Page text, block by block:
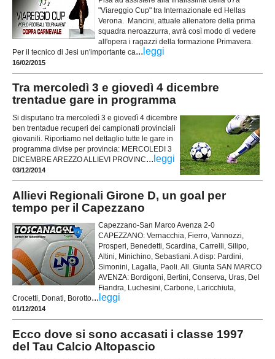
"Viareggio Cup" tra Internazionale ed Hellas
Verona. Mancini, attuale allenatore della prima
squadra neroazzurra, avrà così modo di vedere
all'opera i ragazzi della formazione Primavera.
Per il tecnico di Jesi un'importante ca... leggi
16/02/2015
Tra mercoledì 3 e giovedì 4 dicembre
trentadue gare in programma
Si disputano tra mercoledì 3 e giovedì 4 dicembre
ben trentadue recuperi dei campionati provinciali
giovanili. Riportiamo nel dettaglio tutte le gare in
programma divise per provincia: MERCOLEDI 3
DICEMBRE AREZZO ALLIEVI PROVINC... leggi
03/12/2014
Allievi Regionali Girone D, un goal per
tempo per il Capezzano
Capezzano-San Marco Avenza 2-0
CAPEZZANO: Vernacchia, Fierro, Vannozzi,
Prosperi, Benedetti, Scardina, Carrelli, Silipo,
Altini, Minichino, Sebastiani. A disp: Pardini,
Simonini, Lagalla, Paoli. All. Giunta SAN MARCO
AVENZA: Bordigoni, Bertini, Conserva, Uras, Del
Fiandra, Luchesini, Carbone, Laricchiuta,
Crocetti, Donati, Borotto... leggi
01/12/2014
Ecco dove si sono accasati i classe 1997
del Tau Calcio Altopascio